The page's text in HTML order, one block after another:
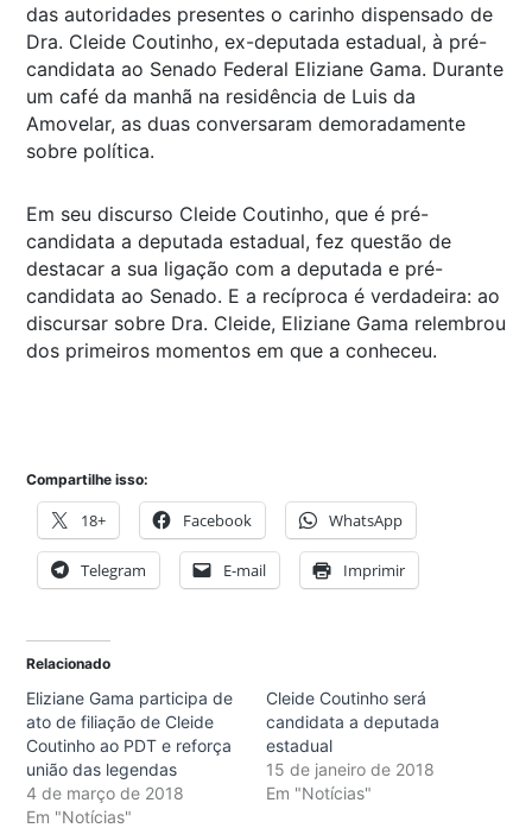
das autoridades presentes o carinho dispensado de
Dra. Cleide Coutinho, ex-deputada estadual, à pré-
candidata ao Senado Federal Eliziane Gama. Durante
um café da manhã na residência de Luis da
Amovelar, as duas conversaram demoradamente
sobre política.
Em seu discurso Cleide Coutinho, que é pré-
candidata a deputada estadual, fez questão de
destacar a sua ligação com a deputada e pré-
candidata ao Senado. E a recíproca é verdadeira: ao
discursar sobre Dra. Cleide, Eliziane Gama relembrou
dos primeiros momentos em que a conheceu.
Compartilhe isso:
18+ Facebook WhatsApp
Telegram E-mail Imprimir
Relacionado
Eliziane Gama participa de
ato de filiação de Cleide
Coutinho ao PDT e reforça
união das legendas
4 de março de 2018
Em "Notícias"
Cleide Coutinho será
candidata a deputada
estadual
15 de janeiro de 2018
Em "Notícias"